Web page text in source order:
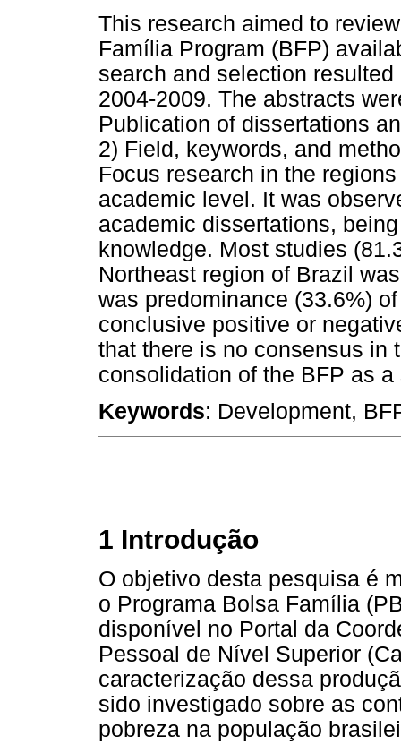
This research aimed to
Família Program (BFP)
search and selection
2004-2009. The abstracts
Publication of dissertations
2) Field, keywords, and
Focus research in the
academic level. It was
academic dissertations,
knowledge. Most studies
Northeast region of Brazil
was predominance (33.6%)
conclusive positive or
that there is no consensus in
consolidation of the BFP as
Keywords: Development,
1 Introdução
O objetivo desta pesquisa é
o Programa Bolsa Família
disponível no Portal da
Pessoal de Nível Superior
caracterização dessa
sido investigado sobre as
pobreza na população